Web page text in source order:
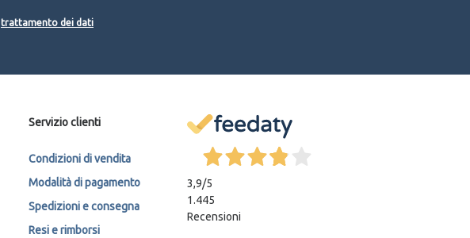
trattamento dei dati
Servizio clienti
Condizioni di vendita
Modalità di pagamento
Spedizioni e consegna
Resi e rimborsi
3,9/5
1.445
Recensioni